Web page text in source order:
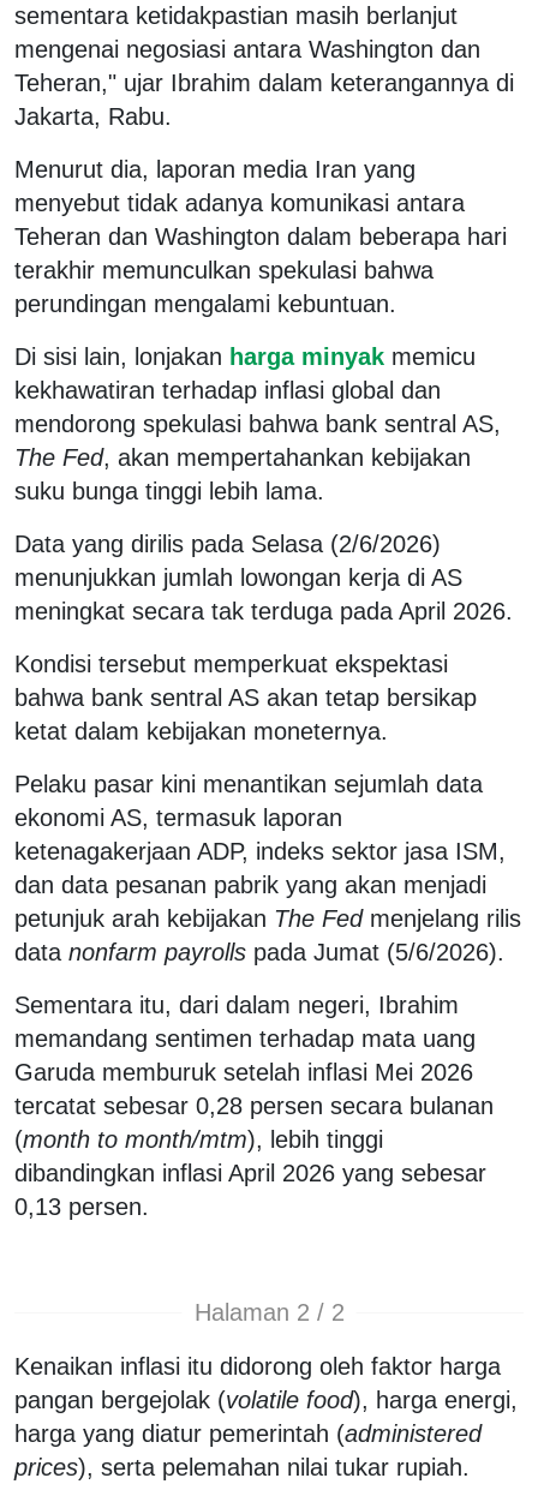
sementara ketidakpastian masih berlanjut
mengenai negosiasi antara Washington dan
Teheran," ujar Ibrahim dalam keterangannya di
Jakarta, Rabu.
Menurut dia, laporan media Iran yang
menyebut tidak adanya komunikasi antara
Teheran dan Washington dalam beberapa hari
terakhir memunculkan spekulasi bahwa
perundingan mengalami kebuntuan.
Di sisi lain, lonjakan harga minyak memicu
kekhawatiran terhadap inflasi global dan
mendorong spekulasi bahwa bank sentral AS,
The Fed, akan mempertahankan kebijakan
suku bunga tinggi lebih lama.
Data yang dirilis pada Selasa (2/6/2026)
menunjukkan jumlah lowongan kerja di AS
meningkat secara tak terduga pada April 2026.
Kondisi tersebut memperkuat ekspektasi
bahwa bank sentral AS akan tetap bersikap
ketat dalam kebijakan moneternya.
Pelaku pasar kini menantikan sejumlah data
ekonomi AS, termasuk laporan
ketenagakerjaan ADP, indeks sektor jasa ISM,
dan data pesanan pabrik yang akan menjadi
petunjuk arah kebijakan The Fedmenjelang rilis
data nonfarm payrolls pada Jumat (5/6/2026).
Sementara itu, dari dalam negeri, Ibrahim
memandang sentimen terhadap mata uang
Garuda memburuk setelah inflasi Mei 2026
tercatat sebesar 0,28 persen secara bulanan
(month to month/mtm), lebih tinggi
dibandingkan inflasi April 2026 yang sebesar
0,13 persen.
Halaman 2 / 2
Kenaikan inflasi itu didorong oleh faktor harga
pangan bergejolak (volatile food), harga energi,
harga yang diatur pemerintah (administered
prices), serta pelemahan nilai tukar rupiah.